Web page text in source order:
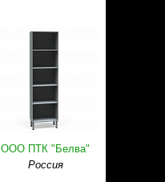
ООО ПТК "Белва"
Россия